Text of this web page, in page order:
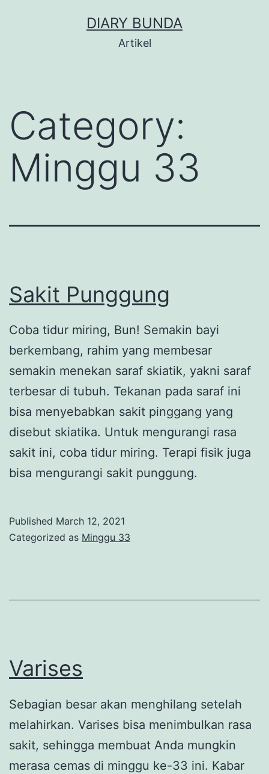
DIARY BUNDA
Artikel
Category:
Minggu 33
Sakit Punggung
Coba tidur miring, Bun! Semakin bayi
berkembang, rahim yang membesar
semakin menekan saraf skiatik, yakni saraf
terbesar di tubuh. Tekanan pada saraf ini
bisa menyebabkan sakit pinggang yang
disebut skiatika. Untuk mengurangi rasa
sakit ini, coba tidur miring. Terapi fisik juga
bisa mengurangi sakit punggung.
Published March 12, 2021
Categorized as Minggu 33
Varises
Sebagian besar akan menghilang setelah
melahirkan. Varises bisa menimbulkan rasa
sakit, sehingga membuat Anda mungkin
merasa cemas di minggu ke-33 ini. Kabar